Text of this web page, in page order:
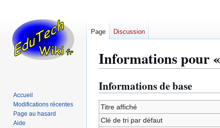
Informations pour
Aller
à
la
navigation
Aller
à
la
recherche
Informations de base
Titre affiché
Clé de tri par défaut
Page Discussion
Accueil
Modifications récentes
Page au hasard
Aide